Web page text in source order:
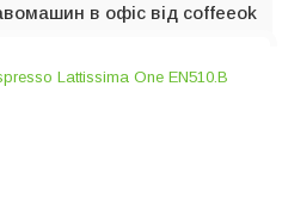
в офіс від coffeeok